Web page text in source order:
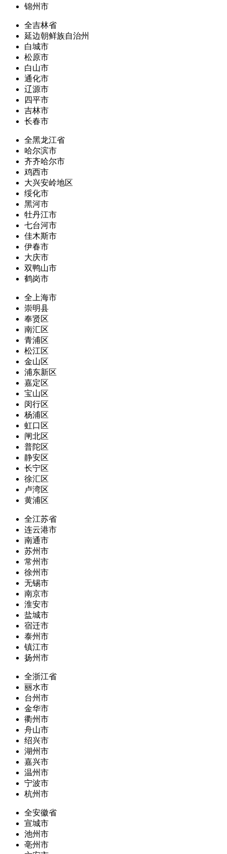
锦州市
全吉林省
延边朝鲜族自治州
白城市
松原市
白山市
通化市
辽源市
四平市
吉林市
长春市
全黑龙江省
哈尔滨市
齐齐哈尔市
鸡西市
大兴安岭地区
绥化市
黑河市
牡丹江市
七台河市
佳木斯市
伊春市
大庆市
双鸭山市
鹤岗市
全上海市
崇明县
奉贤区
南汇区
青浦区
松江区
金山区
浦东新区
嘉定区
宝山区
闵行区
杨浦区
虹口区
闸北区
普陀区
静安区
长宁区
徐汇区
卢湾区
黄浦区
全江苏省
连云港市
南通市
苏州市
常州市
徐州市
无锡市
南京市
淮安市
盐城市
宿迁市
泰州市
镇江市
扬州市
全浙江省
丽水市
台州市
金华市
衢州市
舟山市
绍兴市
湖州市
嘉兴市
温州市
宁波市
杭州市
全安徽省
宣城市
池州市
亳州市